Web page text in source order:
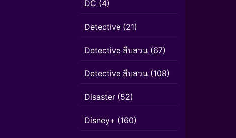
DC (4)
Detective (21)
Detective สืบสวน (67)
Detective สืบสวน (108)
Disaster (52)
Disney+ (160)